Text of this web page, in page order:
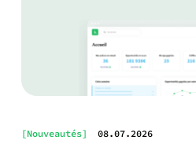
[Nouveautés] 08.07.2026